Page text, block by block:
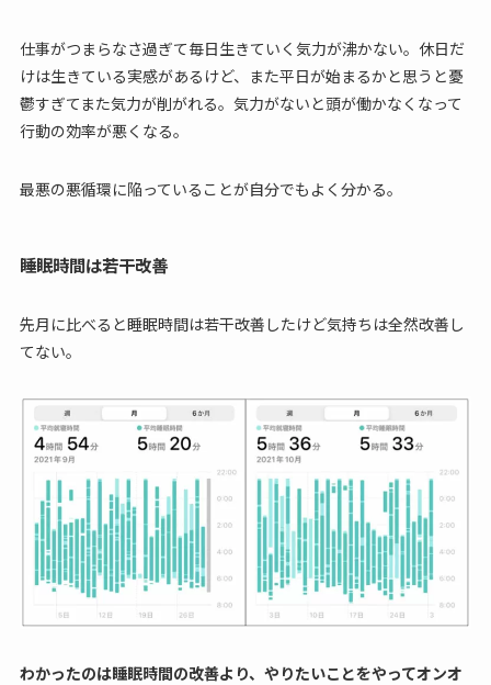
仕事がつまらなさ過ぎて毎日生きていく気力が沸かない。休日だ
けは生きている実感があるけど、また平日が始まるかと思うと憂
鬱すぎてまた気力が削がれる。気力がないと頭が働かなくなって
行動の効率が悪くなる。
最悪の悪循環に陥っていることが自分でもよく分かる。
睡眠時間は若干改善
先月に比べると睡眠時間は若干改善したけど気持ちは全然改善し
てない。
わかったのは睡眠時間の改善より、やりたいことをやってオンオ